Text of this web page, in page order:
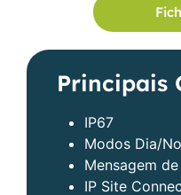
Principais
IP67
Modos Dia/
Mensagem
IP Site